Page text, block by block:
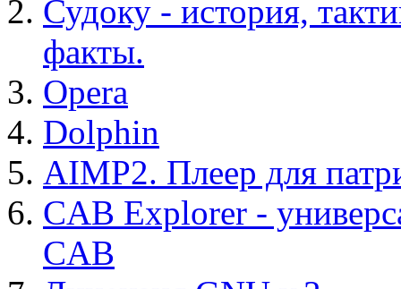
Судоку - история,
факты.
Opera
Dolphin
AIMP2. Плеер для
CAB Explorer -
CAB